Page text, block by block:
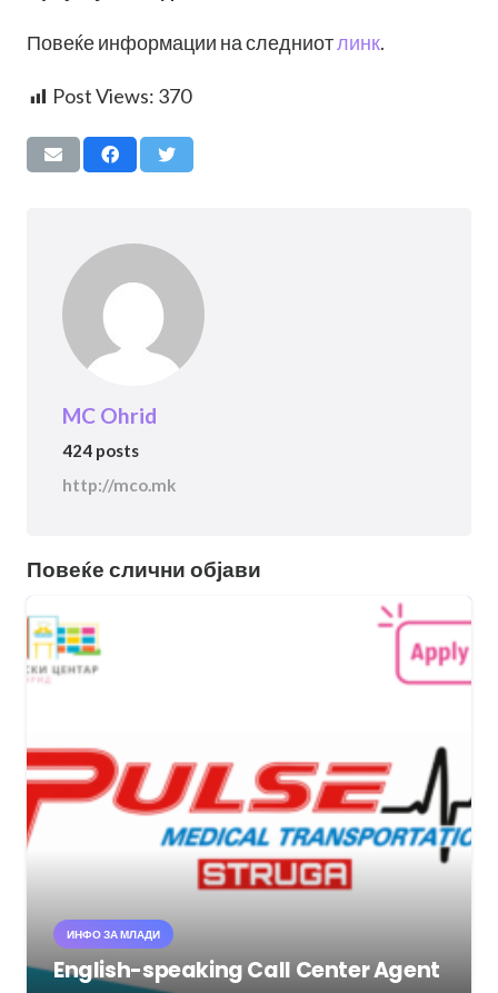
Повеќе информации на следниотлинк.
Post Views: 370
MC Ohrid
424 posts
http://mco.mk
Повеќе слични објави
ИНФО ЗА МЛАДИ
English-speaking Call Center Agent